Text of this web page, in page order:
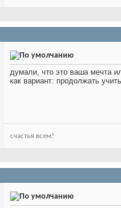
думали, что это ваша мечта
как вариант: продолжать
счастья всем!